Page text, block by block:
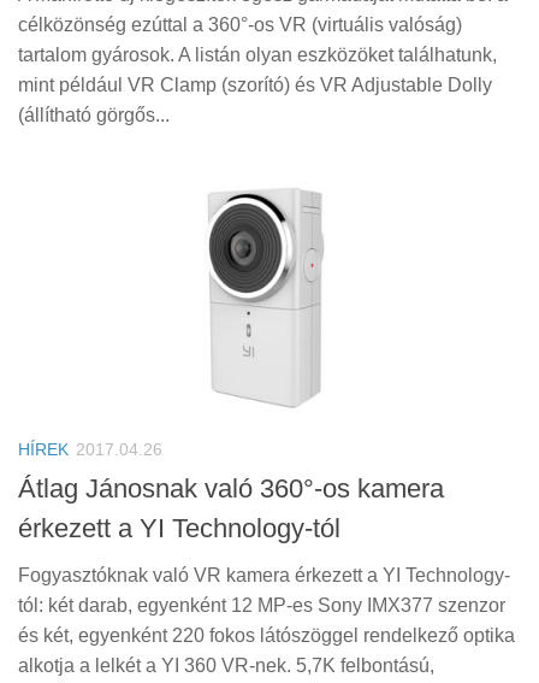
célközönség ezúttal a 360°-os VR (virtuális valóság)
tartalom gyárosok. A listán olyan eszközöket találhatunk,
mint például VR Clamp (szorító) és VR Adjustable Dolly
(állítható görgős...
HÍREK 2017.04.26
Átlag Jánosnak való 360°-os kamera
érkezett a YI Technology-tól
Fogyasztóknak való VR kamera érkezett a YI Technology-
tól: két darab, egyenként 12 MP-es Sony IMX377 szenzor
és két, egyenként 220 fokos látószöggel rendelkező optika
alkotja a lelkét a YI 360 VR-nek. 5,7K felbontású,